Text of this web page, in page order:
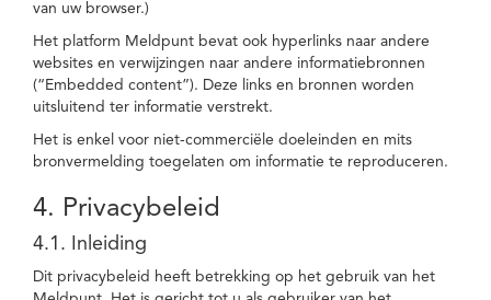
van uw browser.)
Het platform Meldpunt bevat ook hyperlinks naar andere
websites en verwijzingen naar andere informatiebronnen
(“Embedded content”). Deze links en bronnen worden
uitsluitend ter informatie verstrekt.
Het is enkel voor niet-commerciële doeleinden en mits
bronvermelding toegelaten om informatie te reproduceren.
4. Privacybeleid
4.1. Inleiding
Dit privacybeleid heeft betrekking op het gebruik van het